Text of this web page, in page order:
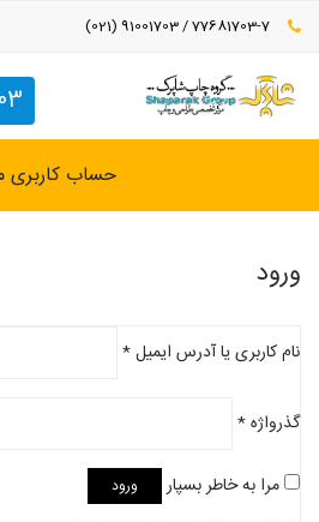
حساب کاربری
ورود
نام کاربری یا آدرس ایمیل*
گذرواژه*
مرا به خاطر بسپار ورود